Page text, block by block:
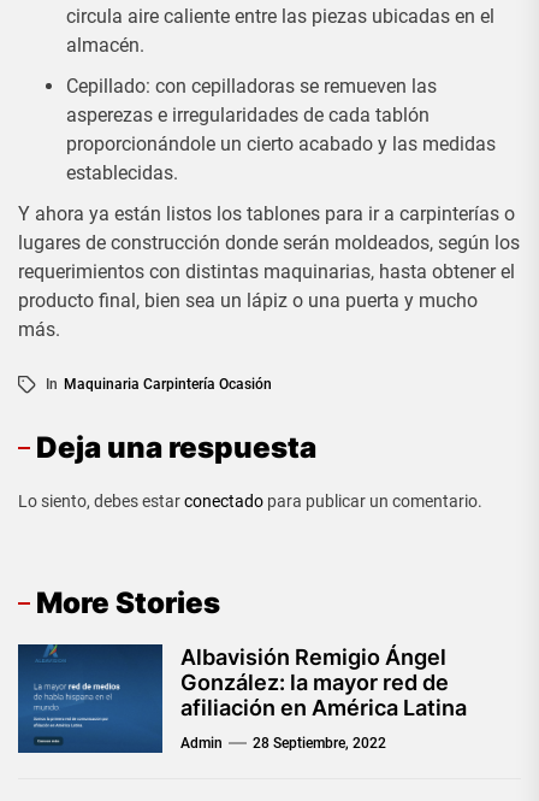
circula aire caliente entre las piezas ubicadas en el
almacén.
Cepillado: con cepilladoras se remueven las
asperezas e irregularidades de cada tablón
proporcionándole un cierto acabado y las medidas
establecidas.
Y ahora ya están listos los tablones para ir a carpinterías o
lugares de construcción donde serán moldeados, según los
requerimientos con distintas maquinarias, hasta obtener el
producto final, bien sea un lápiz o una puerta y mucho
más.
In Maquinaria Carpintería Ocasión
Deja una respuesta
Lo siento, debes estarconectado para publicar un comentario.
More Stories
Albavisión Remigio Ángel
González: la mayor red de
afiliación en América Latina
Admin 28 Septiembre, 2022